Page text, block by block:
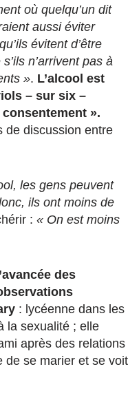
où quelqu’un dit
aussi éviter
évitent d’être
n’arrivent pas à
». L’alcool est
– sur six –
».
de discussion entre
les gens peuvent
ils ont moins de
: « On est moins
des
: lycéenne dans les
la sexualité ; elle
après des relations
de se marier et se voit